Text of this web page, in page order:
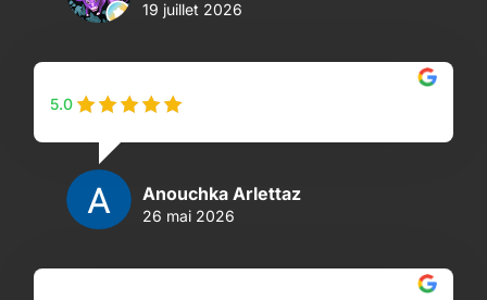
19 juillet 2026
5.0
Anouchka Arlettaz
26 mai 2026